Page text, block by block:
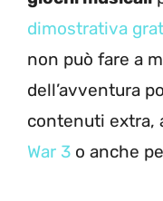
dimostrativa
non può fare a
dell’avventura
contenuti extra,
War 3 o anche